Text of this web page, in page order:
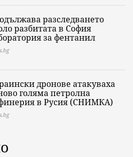
разследването
разбитата в София
за фентанил
дронове атакуваха
голяма петролна
в Русия (СНИМКА)